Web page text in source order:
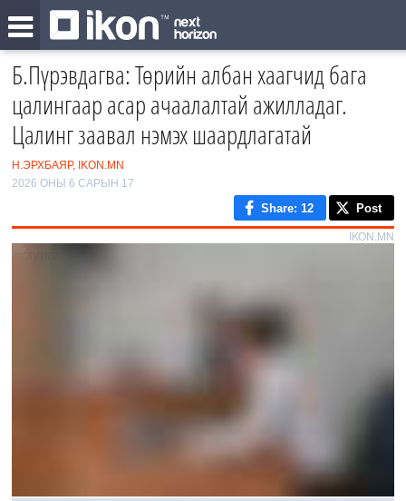
Б.Пүрэвдагва: Төрийн албан хаагчид бага
цалингаар асар ачаалалтай ажилладаг.
Цалинг заавал нэмэх шаардлагатай
Н.ЭРХБАЯР, IKON.MN
2026 ОНЫ 6 САРЫН 17
Share: 12 Post
IKON.MN